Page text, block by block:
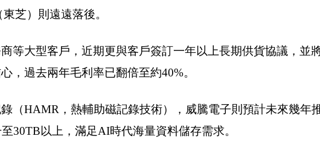
芝）則遠遠落後。
等大型客戶，近期更與客戶簽訂一年以上長期供貨協議，並
，過去兩年毛利率已翻倍至約40%。
（HAMR，熱輔助磁記錄技術），威騰電子則預計未來幾年
30TB以上，滿足AI時代海量資料儲存需求。